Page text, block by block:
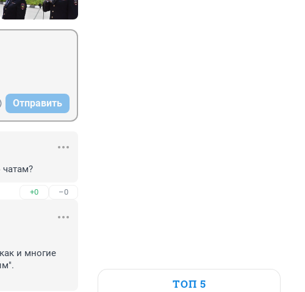
Отправить
чатам?
+0 –0
ТОП 5